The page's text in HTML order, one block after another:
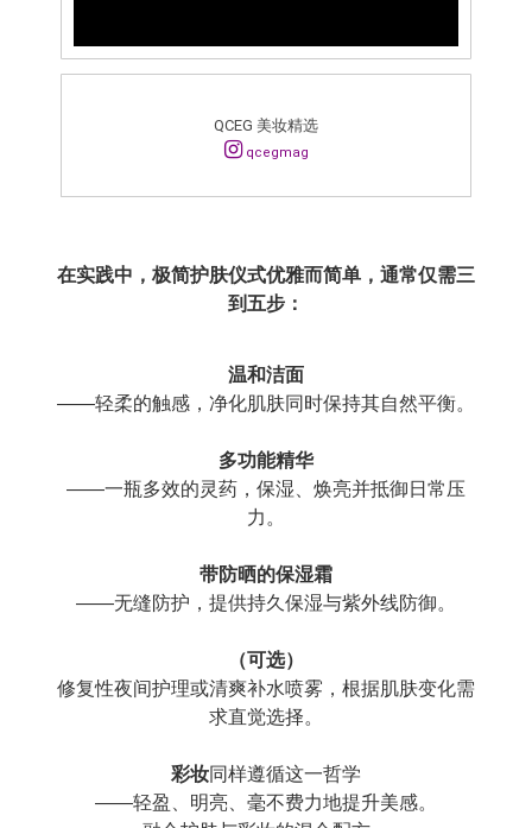
QCEG 美妆精选
qcegmag
在实践中，极简护肤仪式优雅而简单，通常仅需三
到五步：
温和洁面
——轻柔的触感，净化肌肤同时保持其自然平衡。
多功能精华
——一瓶多效的灵药，保湿、焕亮并抵御日常压
力。
带防晒的保湿霜
——无缝防护，提供持久保湿与紫外线防御。
（可选）
修复性夜间护理或清爽补水喷雾，根据肌肤变化需
求直觉选择。
彩妆同样遵循这一哲学
——轻盈、明亮、毫不费力地提升美感。